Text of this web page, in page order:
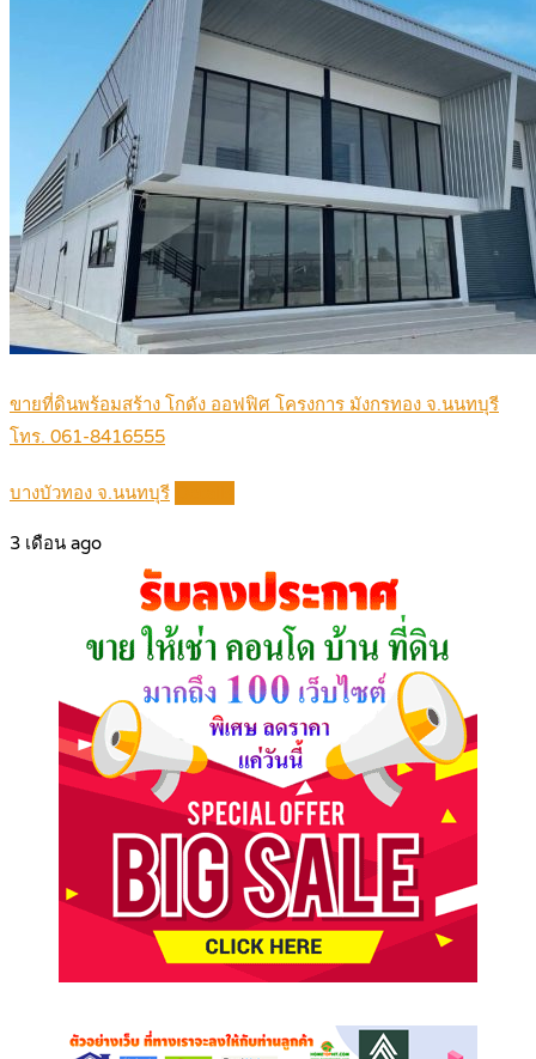
ขายที่ดินพร้อมสร้าง โกดัง ออฟฟิศ โครงการ มังกรทอง จ.นนทบุรี
โทร. 061-8416555
บางบัวทอง จ.นนทบุรี
3 เดือน ago